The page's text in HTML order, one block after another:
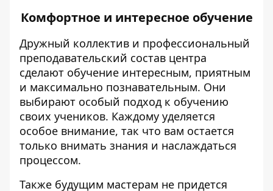
Комфортное и интересное обучение
Дружный коллектив и профессиональный
преподавательский состав центра
сделают обучение интересным, приятным
и максимально познавательным. Они
выбирают особый подход к обучению
своих учеников. Каждому уделяется
особое внимание, так что вам остается
только внимать знания и наслаждаться
процессом.
Также будущим мастерам не придется